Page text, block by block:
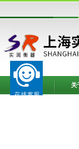
网站首页 关